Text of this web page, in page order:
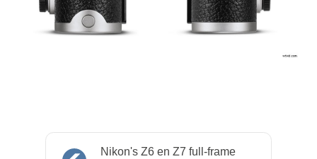
Nikon's Z6 en Z7 full-frame